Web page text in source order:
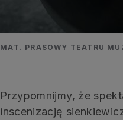
MAT. PRASOWY TEATRU
Przypomnijmy, że
inscenizację